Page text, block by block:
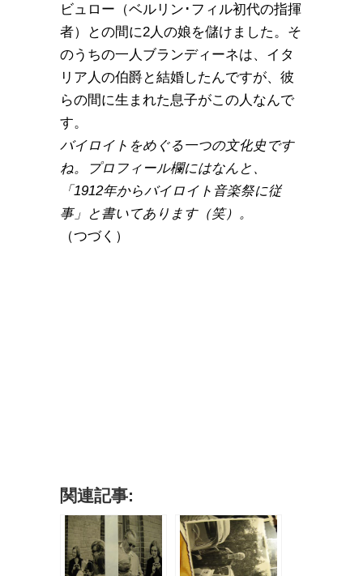
ビュロー（ベルリン･フィル初代の指揮
者）との間に2人の娘を儲けました。そ
のうちの一人ブランディーネは、イタ
リア人の伯爵と結婚したんですが、彼
らの間に生まれた息子がこの人なんで
す。
バイロイトをめぐる一つの文化史です
ね。プロフィール欄にはなんと、
「1912年からバイロイト音楽祭に従
事」と書いてあります（笑）。
（つづく）
関連記事: